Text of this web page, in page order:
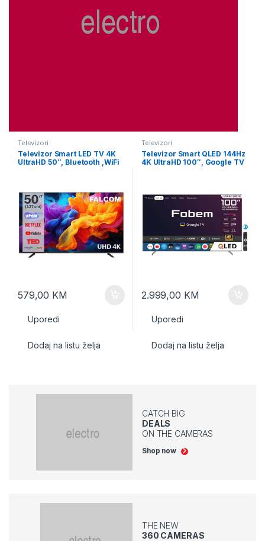
Televizori
Televizor Smart LED TV 4K
UltraHD 50″, Bluetooth ,WiFi
579,00 KM
Uporedi
Dodaj na listu želja
Televizori
Televizor Smart QLED 144Hz
4K UltraHD 100″, Google TV
2.999,00 KM
Uporedi
Dodaj na listu želja
CATCH BIG
DEALS
ON THE CAMERAS
Shop now
THE NEW
360 CAMERAS